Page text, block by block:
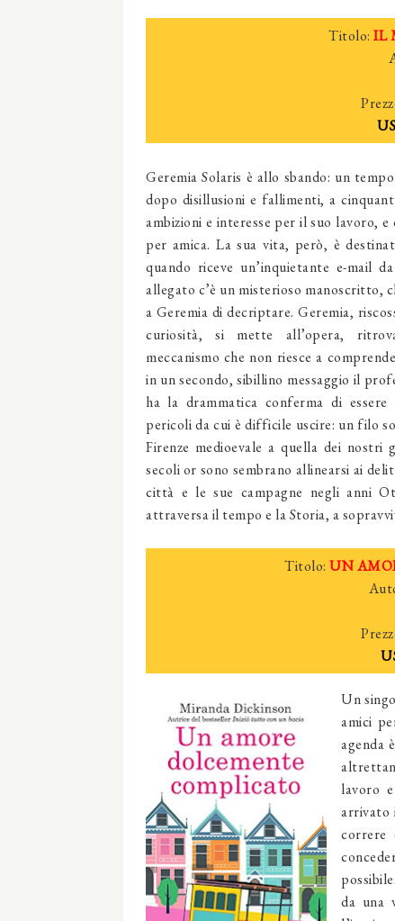
Titolo: IL
Geremia Solaris è allo sbando: un
dopo disillusioni e fallimenti, a
ambizioni e interesse per il suo lavoro,
per amica. La sua vita, però, è
quando riceve un’inquietante e-mail
allegato c’è un misterioso manoscritto,
a Geremia di decriptare. Geremia,
curiosità, si mette all’opera,
meccanismo che non riesce a
in un secondo, sibillino messaggio il
ha la drammatica conferma di
pericoli da cui è difficile uscire: un filo
Firenze medioevale a quella dei
secoli or sono sembrano allinearsi ai
città e le sue campagne negli anni
attraversa il tempo e la Storia, a
Titolo: UN
Un
amici
agenda
lavoro
arrivato
correre
da una